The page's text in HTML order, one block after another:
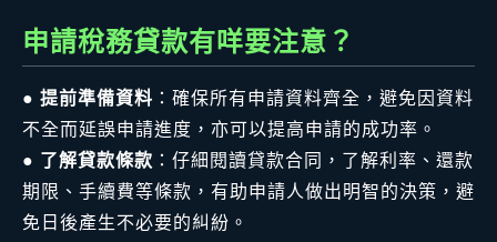
申請稅務貸款有咩要注意？
● 提前準備資料 ：確保所有申請資料齊全，避免因資料
不全而延誤申請進度，亦可以提高申請的成功率。
● 了解貸款條款 ：仔細閱讀貸款合同，了解利率、還款
期限、手續費等條款，有助申請人做出明智的決策，避
免日後產生不必要的糾紛。